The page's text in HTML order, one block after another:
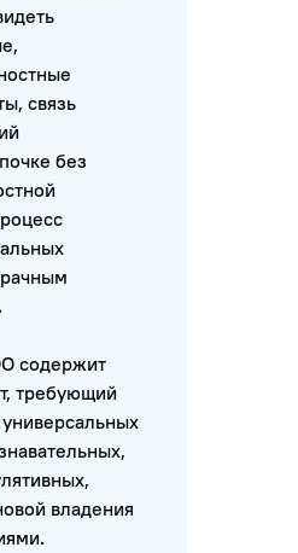
связь
без
содержит
требующий
владения